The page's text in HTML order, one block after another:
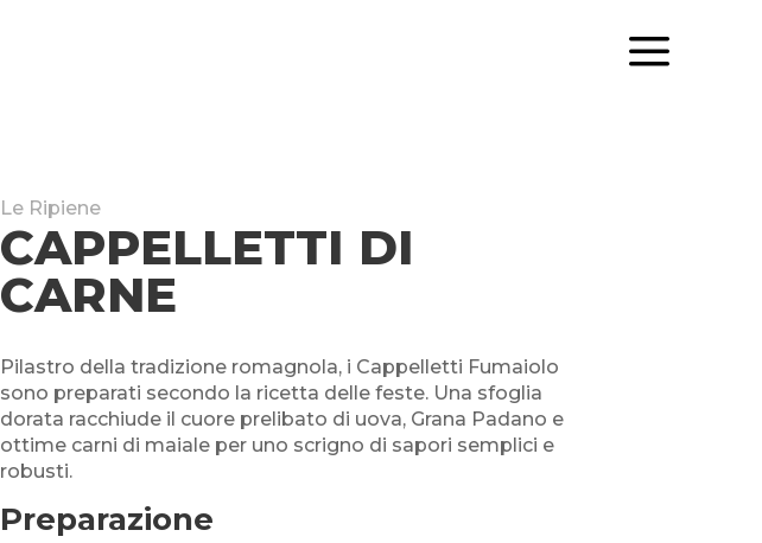
a
Le Ripiene
CAPPELLETTI DI
CARNE
Pilastro della tradizione romagnola, i Cappelletti Fumaiolo
sono preparati secondo la ricetta delle feste. Una sfoglia
dorata racchiude il cuore prelibato di uova, Grana Padano e
ottime carni di maiale per uno scrigno di sapori semplici e
robusti.
Preparazione